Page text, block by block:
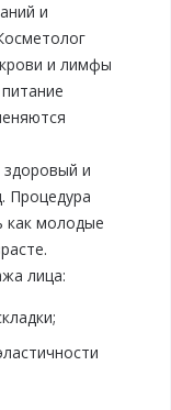
и
и лимфы
и
Процедура
как молодые
лица: